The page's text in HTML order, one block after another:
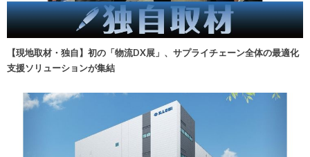
【現地取材・独自】初の「物流DX展」、サプライチェーン全体の最適化
支援ソリューションが集結